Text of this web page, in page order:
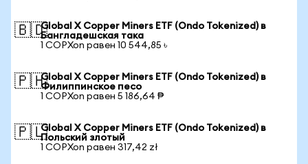
🇧🇩Global X Copper Miners ETF (Ondo Tokenized) в
Бангладешская така
1 COPXon равен 10 544,85 ৳
🇵🇭Global X Copper Miners ETF (Ondo Tokenized) в
Филиппинское песо
1 COPXon равен 5 186,64 ₱
🇵🇱Global X Copper Miners ETF (Ondo Tokenized) в
Польский злотый
1 COPXon равен 317,42 zł